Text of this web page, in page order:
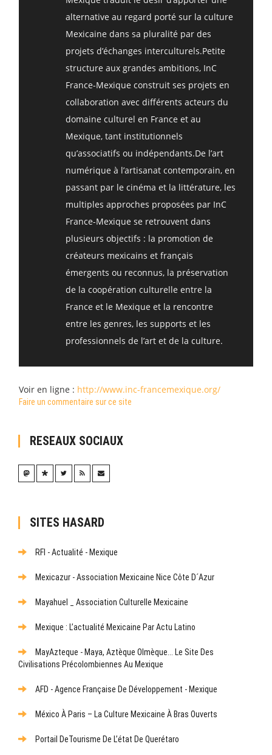
alternative au regard porté sur la culture
Mexicaine dans sa pluralité par des
projets d’échanges interculturels.Petite
structure aux grandes ambitions, InC
France-Mexique construit ses projets en
collaboration avec différents acteurs du
domaine culturel en France et au
Mexique, tant institutionnels
qu’associatifs ou indépendants.De l’art
numérique à l’artisanat contemporain, en
passant par le cinéma et la littérature, les
multiples approches proposées par InC
France-Mexique se retrouvent dans
plusieurs objectifs : la promotion de
créateurs mexicains et français
émergents ou reconnus, la préservation
de la coopération culturelle entre la
France et le Mexique et la rencontre
entre les genres, les supports et les
professionnels de l’art et de la culture.
Voir en ligne : http://www.inc-francemexique.org/
Faire un commentaire sur ce site
RESEAUX SOCIAUX
SITES HASARD
RFI - Actualité - Mexique
Mexicazur - Association Mexicaine Nice Côte D´Azur
Mayahuel _ Association Culturelle Mexicaine
Mexique : L’actualité Mexicaine Par Actu Latino
MayAzteque - Maya, Aztèque Olmèque... Le Site Des
Civilisations Précolombiennes Au Mexique
AFD - Agence Française De Développement - Mexique
México À Paris – La Culture Mexicaine À Bras Ouverts
Portail DeTourisme De L’état De Querétaro